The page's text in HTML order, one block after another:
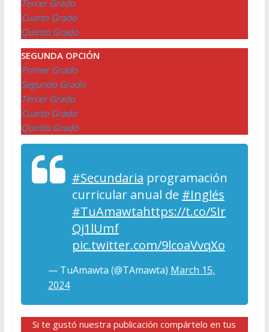
Tercer Grado
Cuarto Grado
Quinto Grado
SEGUNDA OPCIÓN
Primer Grado
Segundo Grado
Tercer Grado
Cuarto Grado
Quinto Grado
#Secundaria programación
curricular anual de #Inglés
#TuAmawtahttps://t.co/SIr
Qj1lUmf
pic.twitter.com/9lcoaVvqXo
— TuAmawta (@TAmawta) March 15,
2024
Si te gustó nuestra publicación compártelo en tus